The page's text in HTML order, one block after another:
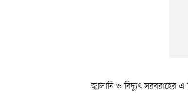
জ্বালানি ও বিদ্যুৎ সরবরাহের